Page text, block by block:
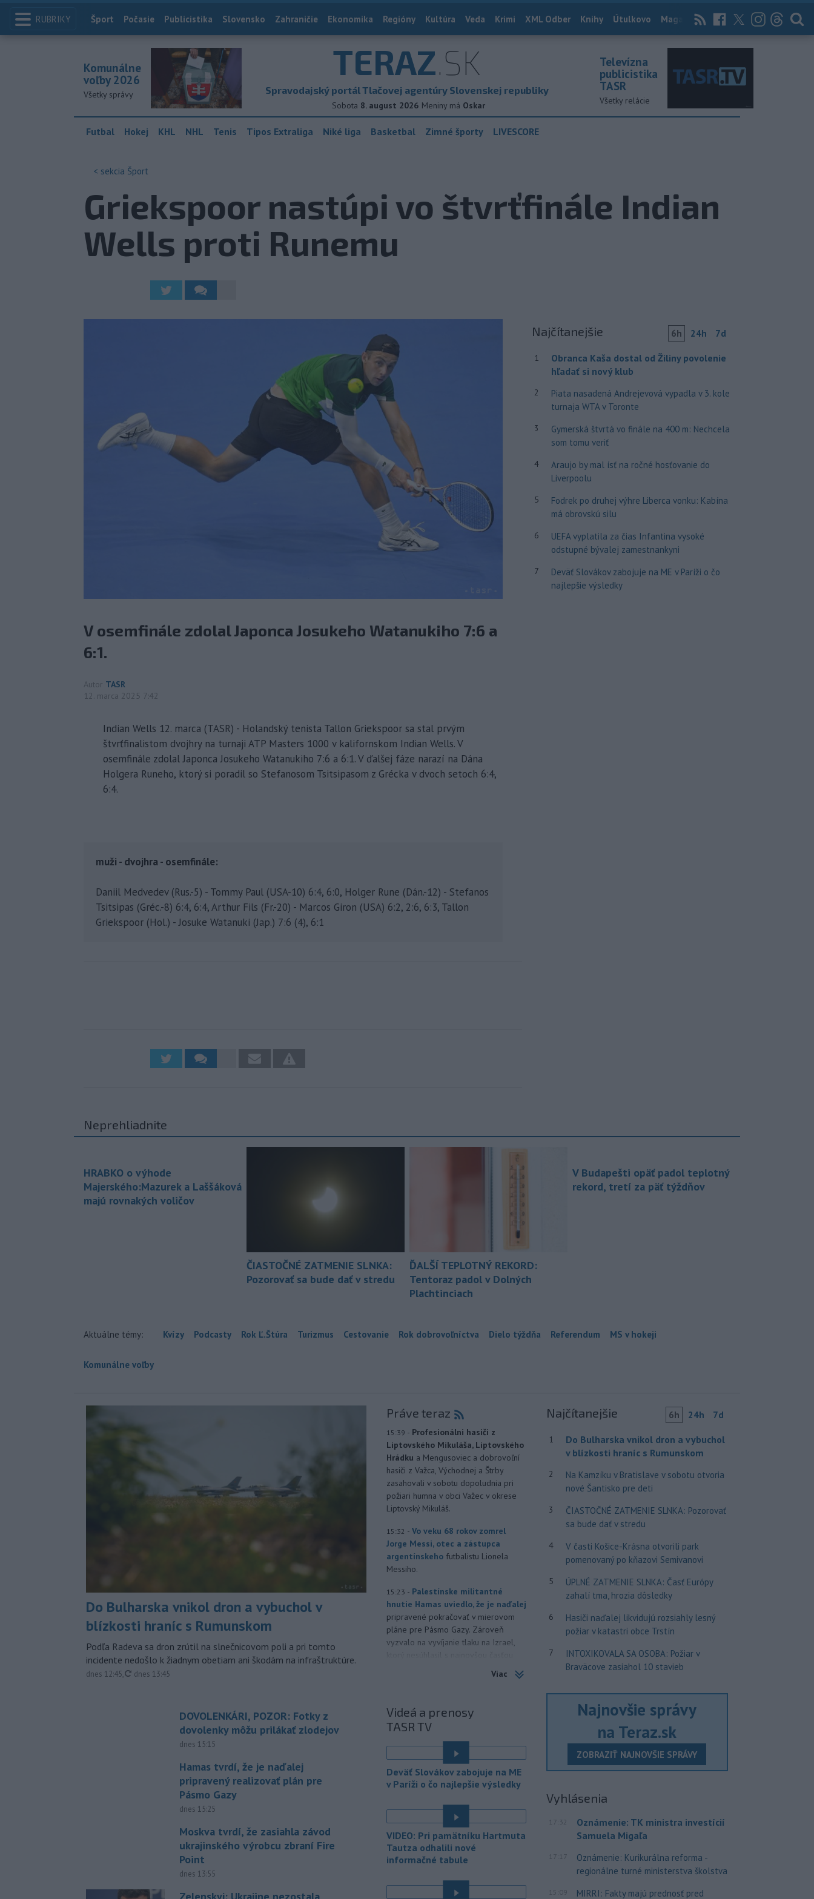
RUBRIKY Index
Šport Počasie Publicistika Slovensko Zahraničie Ekonomika Regióny Kultúra Veda Krimi XML Odber Knihy Útulkovo Magazín News Now Archív
TERAZ.SK
Spravodajský portál Tlačovej agentúry Slovenskej republiky
Sobota 8. august 2026 Meniny má Oskar
Komunálne
voľby 2026
Všetky správy
Televízna
publicistika
TASR
Všetky relácie
Futbal Hokej KHL NHL Tenis Tipos Extraliga Niké liga Basketbal Zimné športy LIVESCORE
< sekcia Šport
Griekspoor nastúpi vo štvrťfinále Indian
Wells proti Runemu
V osemfinále zdolal Japonca Josukeho Watanukiho 7:6 a
6:1.
Autor TASR
12. marca 2025 7:42
Indian Wells 12. marca (TASR) - Holandský tenista Tallon Griekspoor sa stal prvým
štvrťfinalistom dvojhry na turnaji ATP Masters 1000 v kalifornskom Indian Wells. V
osemfinále zdolal Japonca Josukeho Watanukiho 7:6 a 6:1. V ďalšej fáze narazí na Dána
Holgera Runeho, ktorý si poradil so Stefanosom Tsitsipasom z Grécka v dvoch setoch 6:4,
6:4.
muži - dvojhra - osemfinále:
Daniil Medvedev (Rus.-5) - Tommy Paul (USA-10) 6:4, 6:0, Holger Rune (Dán.-12) - Stefanos
Tsitsipas (Gréc.-8) 6:4, 6:4, Arthur Fils (Fr.-20) - Marcos Giron (USA) 6:2, 2:6, 6:3, Tallon
Griekspoor (Hol.) - Josuke Watanuki (Jap.) 7:6 (4), 6:1
Najčítanejšie 6h 24h 7d
1
Obranca Kaša dostal od Žiliny povolenie
hľadať si nový klub
2
Piata nasadená Andrejevová vypadla v 3. kole
turnaja WTA v Toronte
3
Gymerská štvrtá vo finále na 400 m: Nechcela
som tomu veriť
4
Araujo by mal ísť na ročné hosťovanie do
Liverpoolu
5
Fodrek po druhej výhre Liberca vonku: Kabína
má obrovskú silu
6
UEFA vyplatila za čias Infantina vysoké
odstupné bývalej zamestnankyni
7
Deväť Slovákov zabojuje na ME v Paríži o čo
najlepšie výsledky
Neprehliadnite
HRABKO o výhode
Majerského:Mazurek a Laššáková
majú rovnakých voličov
ČIASTOČNÉ ZATMENIE SLNKA:
Pozorovať sa bude dať v stredu
ĎALŠÍ TEPLOTNÝ REKORD:
Tentoraz padol v Dolných
Plachtinciach
V Budapešti opäť padol teplotný
rekord, tretí za päť týždňov
Aktuálne témy: Kvízy Podcasty Rok Ľ.Štúra Turizmus Cestovanie Rok dobrovoľníctva Dielo týždňa Referendum MS v hokeji
Komunálne voľby
Do Bulharska vnikol dron a vybuchol v
blízkosti hraníc s Rumunskom
Podľa Radeva sa dron zrútil na slnečnicovom poli a pri tomto
incidente nedošlo k žiadnym obetiam ani škodám na infraštruktúre.
dnes 12:45, aktualizované
dnes 13:45
DOVOLENKÁRI, POZOR: Fotky z
dovolenky môžu prilákať zlodejov
dnes 15:15
Hamas tvrdí, že je naďalej
pripravený realizovať plán pre
Pásmo Gazy
dnes 15:25
Moskva tvrdí, že zasiahla závod
ukrajinského výrobcu zbraní Fire
Point
dnes 13:55
Zelenskyj: Ukrajine nezostala
Práve teraz
15:39 - Profesionálni hasiči z
Liptovského Mikuláša, Liptovského
Hrádku a Mengusoviec a dobrovoľní
hasiči z Važca, Východnej a Štrby
zasahovali v sobotu dopoludnia pri
požiari humna v obci Važec v okrese
Liptovský Mikuláš.
15:32 - Vo veku 68 rokov zomrel
Jorge Messi, otec a zástupca
argentínskeho futbalistu Lionela
Messiho.
15:23 - Palestínske militantné
hnutie Hamas uviedlo, že je naďalej
pripravené pokračovať v mierovom
pláne pre Pásmo Gazy. Zároveň
vyzvalo na vyvíjanie tlaku na Izrael,
Volodymyra Zelenského nezostala
žiadna nepoškodená tepelná
- Polícia varuje pred
zverejňovaním fotiek z dovoleniek.
Opatrnosť na sociálnych sieťach je
zabezpečenie domu či bytu.
15:08 - V druhom štvrťroku 2026 sa
v nových bratislavských projektoch
predalo 652 bytov. V porovnaní s
predalo 742 bytov, to bolo menej
Viac
Videá a prenosy
TASR TV
Deväť Slovákov zabojuje na ME
v Paríži o čo najlepšie výsledky
VIDEO: Pri pamätníku Hartmuta
Tautza odhalili nové
informačné tabule
Najčítanejšie 6h 24h 7d
1
Do Bulharska vnikol dron a vybuchol
v blízkosti hraníc s Rumunskom
2
Na Kamzíku v Bratislave v sobotu otvoria
nové Šantisko pre deti
3
ČIASTOČNÉ ZATMENIE SLNKA: Pozorovať
sa bude dať v stredu
4
V časti Košice-Krásna otvorili park
pomenovaný po kňazovi Semivanovi
5
ÚPLNÉ ZATMENIE SLNKA: Časť Európy
zahalí tma, hrozia dôsledky
6
Hasiči naďalej likvidujú rozsiahly lesný
požiar v katastri obce Trstín
7
INTOXIKOVALA SA OSOBA: Požiar v
Braväcove zasiahol 10 stavieb
Najnovšie správy
na Teraz.sk
ZOBRAZIŤ NAJNOVŠIE SPRÁVY
Vyhlásenia
17:32
Oznámenie: TK ministra investícií
Samuela Migaľa
17:17
Oznámenie: Kurikurálna reforma -
regionálne turné ministerstva školstva
15:09
MIRRI: Fakty majú prednosť pred